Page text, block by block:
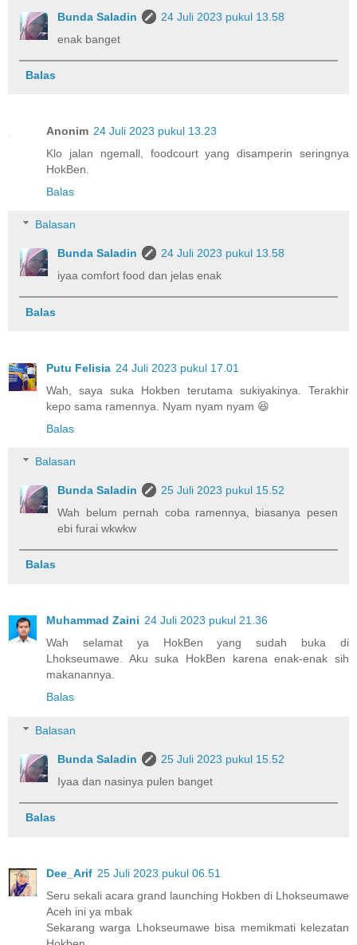
Bunda Saladin
24 Juli 2023 pukul 13.58
enak banget
Balas
Anonim 24 Juli 2023 pukul 13.23
Klo jalan ngemall, foodcourt yang disamperin seringnya
HokBen.
Balas
Balasan
Bunda Saladin
24 Juli 2023 pukul 13.58
iyaa comfort food dan jelas enak
Balas
Putu Felisia 24 Juli 2023 pukul 17.01
Wah, saya suka Hokben terutama sukiyakinya. Terakhir
kepo sama ramennya. Nyam nyam nyam 😆
Balas
Balasan
Bunda Saladin
25 Juli 2023 pukul 15.52
Wah belum pernah coba ramennya, biasanya pesen
ebi furai wkwkw
Balas
Muhammad Zaini 24 Juli 2023 pukul 21.36
Wah selamat ya HokBen yang sudah buka di
Lhokseumawe. Aku suka HokBen karena enak-enak sih
makanannya.
Balas
Balasan
Bunda Saladin
25 Juli 2023 pukul 15.52
Iyaa dan nasinya pulen banget
Balas
Dee_Arif 25 Juli 2023 pukul 06.51
Seru sekali acara grand launching Hokben di Lhokseumawe
Aceh ini ya mbak
Sekarang warga Lhokseumawe bisa memikmati kelezatan